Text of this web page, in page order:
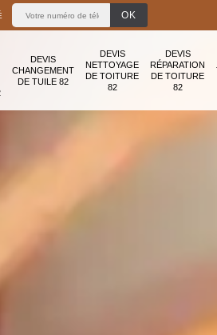
DEVIS
CHANGEMENT
DE TUILE 82
DEVIS
NETTOYAGE
DE TOITURE
82
DEVIS
RÉPARATION
DE TOITURE
82